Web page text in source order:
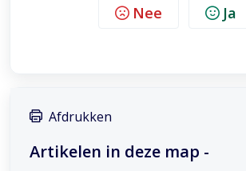
Nee Ja
Afdrukken
Artikelen in deze map -